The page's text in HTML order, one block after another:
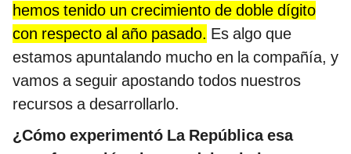
hemos tenido un crecimiento de doble dígito
con respecto al año pasado. Es algo que
estamos apuntalando mucho en la compañía, y
vamos a seguir apostando todos nuestros
recursos a desarrollarlo.
¿Cómo experimentó La República esa